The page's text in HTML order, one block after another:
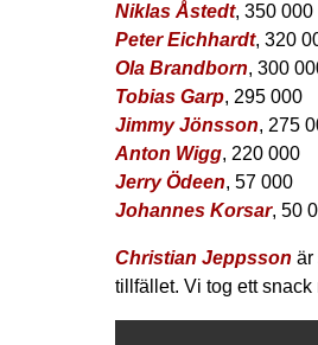
Niklas Åstedt, 350 000
Peter Eichhardt, 320
Ola Brandborn, 300
Tobias Garp, 295 000
Jimmy Jönsson, 275
Anton Wigg, 220 000
Jerry Ödeen, 57 000
Johannes Korsar, 50
Christian Jeppsson är
tillfället. Vi tog ett